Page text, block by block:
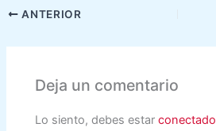
ANTERIOR
Deja un comentario
Lo siento, debes estarconectado